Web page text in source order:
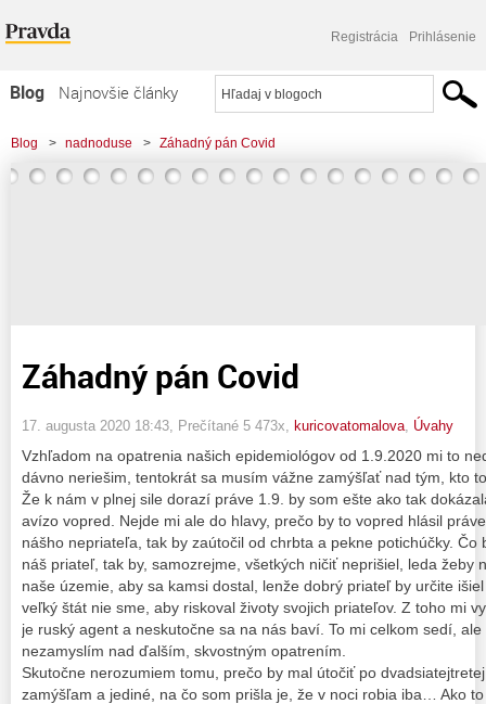
Registrácia Prihlásenie
Blog
Najnovšie články
Najčítanejšie články
Najkomentovanejšie články
Blog > nadnoduse > Záhadný pán Covid
Záhadný pán Covid
17. augusta 2020 18:43 , Prečítané 5 473x, kuricovatomalova Úvahy
Vzhľadom na opatrenia našich epidemiológov od 1.9.2020 mi to
dávno neriešim, tentokrát sa musím vážne zamýšľať nad tým, kto
Že k nám v plnej sile dorazí práve 1.9. by som ešte ako tak
avízo vopred. Nejde mi ale do hlavy, prečo by to vopred hlásil
nášho nepriateľa, tak by zaútočil od chrbta a pekne potichúčky. Čo
náš priateľ, tak by, samozrejme, všetkých ničiť neprišiel, leda žeby
naše územie, aby sa kamsi dostal, lenže dobrý priateľ by určite
veľký štát nie sme, aby riskoval životy svojich priateľov. Z toho mi
je ruský agent a neskutočne sa na nás baví. To mi celkom sedí,
nezamyslím nad ďalším, skvostným opatrením.
Skutočne nerozumiem tomu, prečo by mal útočiť po
zamýšľam a jediné, na čo som prišla je, že v noci robia iba… Ako